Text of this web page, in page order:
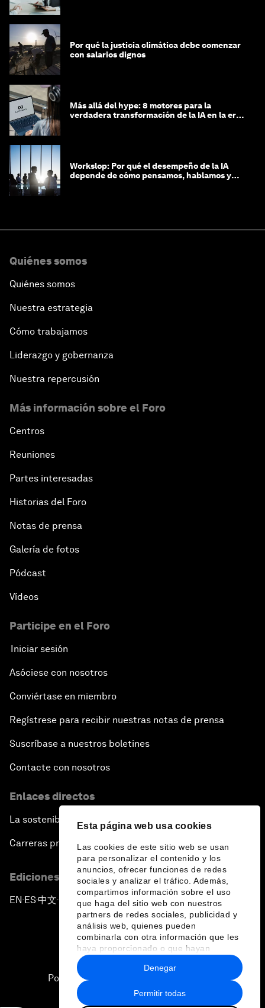
Esta página web usa cookies
Las cookies de este sitio web se usan
para personalizar el contenido y los
anuncios, ofrecer funciones de redes
sociales y analizar el tráfico. Además,
compartimos información sobre el uso
que haga del sitio web con nuestros
partners de redes sociales, publicidad y
análisis web, quienes pueden
combinarla con otra información que les
haya proporcionado o que hayan
recopilado a partir del uso que haya
hecho de sus servicios.
Permitir todas
Denegar
Por qué la justicia climática debe comenzar
con salarios dignos
Más allá del hype: 8 motores para la
verdadera transformación de la IA en la era
Workslop: Por qué el desempeño de la IA
depende de cómo pensamos, hablamos y
Quiénes somos
Quiénes somos
Nuestra estrategia
Cómo trabajamos
Liderazgo y gobernanza
Nuestra repercusión
Más información sobre el Foro
Centros
Reuniones
Partes interesadas
Historias del Foro
Notas de prensa
Galería de fotos
Pódcast
Vídeos
Participe en el Foro
Iniciar sesión
Asóciese con nosotros
Conviértase en miembro
Regístrese para recibir nuestras notas de prensa
Suscríbase a nuestros boletines
Contacte con nosotros
Enlaces directos
La sostenibilidad en el Foro
Carreras profesionales
Ediciones en otros idiomas
EN ▪ ES▪中文▪ 日本語
Política de privacidad y normas de uso